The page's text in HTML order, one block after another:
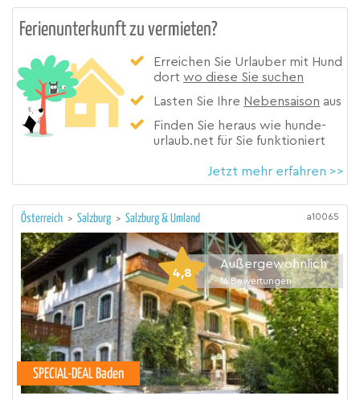
Ferienunterkunft zu vermieten?
Erreichen Sie Urlauber mit Hund
dort wo diese Sie suchen
Lasten Sie Ihre Nebensaison aus
Finden Sie heraus wie hunde-
urlaub.net für Sie funktioniert
Jetzt mehr erfahren >>
Österreich > Salzburg > Salzburg & Umland a10065
4,8
Außergewöhnlich
14 Bewertungen
SPECIAL-DEAL Baden